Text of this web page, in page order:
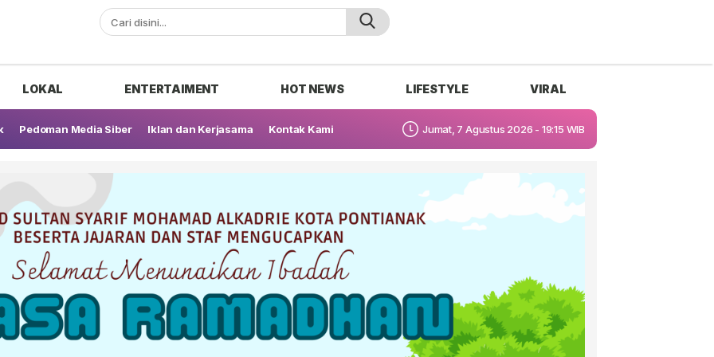
LOKAL ENTERTAIMENT HOT NEWS LIFESTYLE VIRAL
Pedoman Media Siber Iklan dan Kerjasama Kontak Kami Jumat, 7 Agustus 2026 - 19:15 WIB